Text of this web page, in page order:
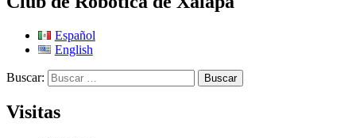
Español
English
Buscar:
Visitas